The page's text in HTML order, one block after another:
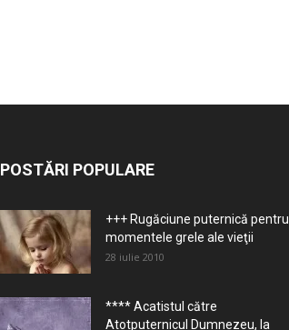
POSTĂRI POPULARE
+++ Rugăciune puternică pentru
momentele grele ale vieţii
28 iulie 2010
**** Acatistul către
Atotputernicul Dumnezeu, la